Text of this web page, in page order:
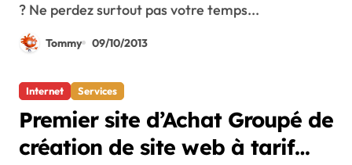
? Ne perdez surtout pas votre temps...
Tommy 09/10/2013
Internet Services
Premier site d’Achat Groupé de
création de site web à tarif